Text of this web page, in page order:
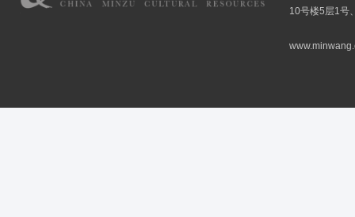
10号楼5层1号